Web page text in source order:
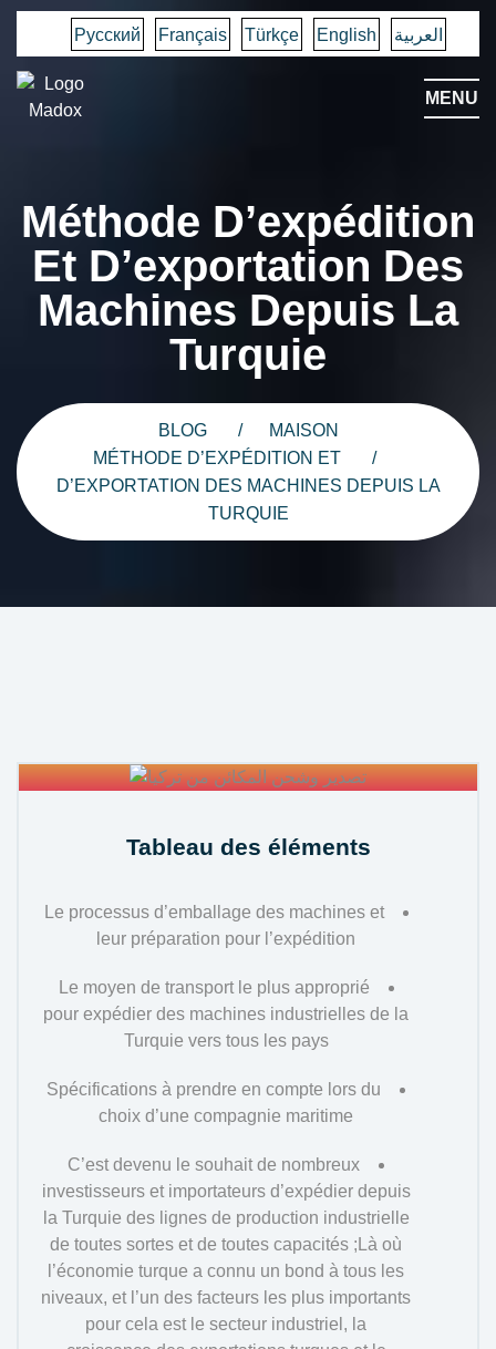
العربية English
Türkçe
Français
Русский
MENU
Méthode D’expédition
Et D’exportation Des
Machines Depuis La
Turquie
MAISON
BLOG
MÉTHODE D’EXPÉDITION ET
D’EXPORTATION DES MACHINES DEPUIS LA
TURQUIE
Tableau des éléments
Le processus d’emballage des machines et
leur préparation pour l’expédition
Le moyen de transport le plus approprié
pour expédier des machines industrielles de la
Turquie vers tous les pays
Spécifications à prendre en compte lors du
choix d’une compagnie maritime
C’est devenu le souhait de nombreux
investisseurs et importateurs d’expédier depuis
la Turquie des lignes de production industrielle
de toutes sortes et de toutes capacités ;Là où
l’économie turque a connu un bond à tous les
niveaux, et l’un des facteurs les plus importants
pour cela est le secteur industriel, la